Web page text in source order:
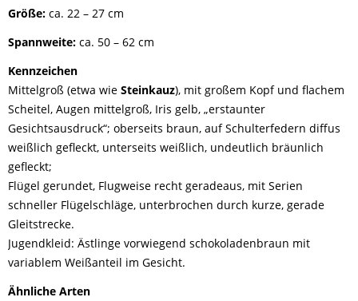
Größe: ca. 22 – 27 cm
Spannweite: ca. 50 – 62 cm
Kennzeichen
Mittelgroß (etwa wie Steinkauz), mit großem Kopf und flachem
Scheitel, Augen mittelgroß, Iris gelb, „erstaunter
Gesichtsausdruck“; oberseits braun, auf Schulterfedern diffus
weißlich gefleckt, unterseits weißlich, undeutlich bräunlich
gefleckt;
Flügel gerundet, Flugweise recht geradeaus, mit Serien
schneller Flügelschläge, unterbrochen durch kurze, gerade
Gleitstrecke.
Jugendkleid: Ästlinge vorwiegend schokoladenbraun mit
variablem Weißanteil im Gesicht.
Ähnliche Arten